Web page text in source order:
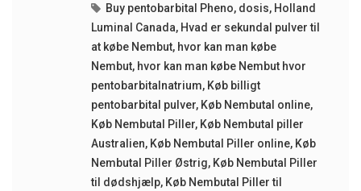
Buy pentobarbital Pheno, dosis, Holland
Luminal Canada, Hvad er sekundal pulver til
at købe Nembut, hvor kan man købe
Nembut, hvor kan man købe Nembut hvor
pentobarbitalnatrium, Køb billigt
pentobarbital pulver, Køb Nembutal online,
Køb Nembutal Piller, Køb Nembutal piller
Australien, Køb Nembutal Piller online, Køb
Nembutal Piller Østrig, Køb Nembutal Piller
til dødshjælp, Køb Nembutal Piller til